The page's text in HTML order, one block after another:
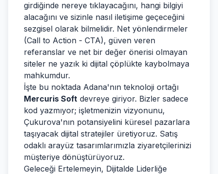
girdiğinde nereye tıklayacağını, hangi bilgiyi
alacağını ve sizinle nasıl iletişime geçeceğini
sezgisel olarak bilmelidir. Net yönlendirmeler
(Call to Action - CTA), güven veren
referanslar ve net bir değer önerisi olmayan
siteler ne yazık ki dijital çöplükte kaybolmaya
mahkumdur.
İşte bu noktada Adana'nın teknoloji ortağı
Mercuris Soft devreye giriyor. Bizler sadece
kod yazmıyor; işletmenizin vizyonunu,
Çukurova'nın potansiyelini küresel pazarlara
taşıyacak dijital stratejiler üretiyoruz. Satış
odaklı arayüz tasarımlarımızla ziyaretçilerinizi
müşteriye dönüştürüyoruz.
Geleceği Ertelemeyin, Dijitalde Liderliğe